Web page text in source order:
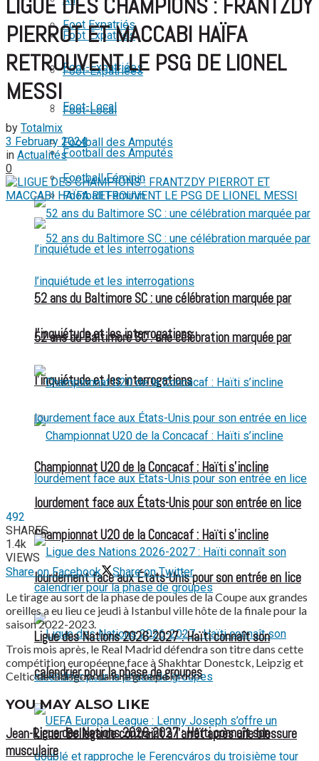
Foot Expatriés
Foot-Expatriées
Foot-Local
Football des Amputés
Football Féminin
52 ans du Baltimore SC : une célébration marquée par
l’inquiétude et les interrogations
Championnat U20 de la Concacaf : Haïti s’incline
lourdement face aux États-Unis pour son entrée en lice
Ligue des Nations 2026-2027 : Haïti connaît son
Foot Expatriés
Foot-Expatriées
Foot-Local
Football des Amputés
Football Féminin
52 ans du Baltimore SC : une célébration marquée par
l’inquiétude et les interrogations
Championnat U20 de la Concacaf : Haïti s’incline
lourdement face aux États-Unis pour son entrée en lice
Ligue des Nations 2026-2027 : Haïti connaît son
calendrier pour la phase de groupes
View All Result
LIGUE DES CHAMPIONS : FRANTZDY
PIERROT ET MACCABI HAÏFA
RETROUVENT LE PSG DE LIONEL
MESSI
by Totalmix
3 February 2024
in Actualités
0
492
SHARES
1.4k
VIEWS
Share on Facebook
Share on Twitter
Le tirage au sort de la phase de poules de la Coupe aux grandes
oreilles a eu lieu ce jeudi à Istanbul ville hôte de la finale pour la
saison 2022-2023.
Trois mois après, le Real Madrid défendra son titre dans cette
compétition européenne face à Shakhtar Donestck, Leipzig et
Celtic de Glasgow dans le groupe F.
YOU MAY ALSO LIKE
Jean-Ricner Bellegarde contraint à l’arrêt après une blessure
musculaire